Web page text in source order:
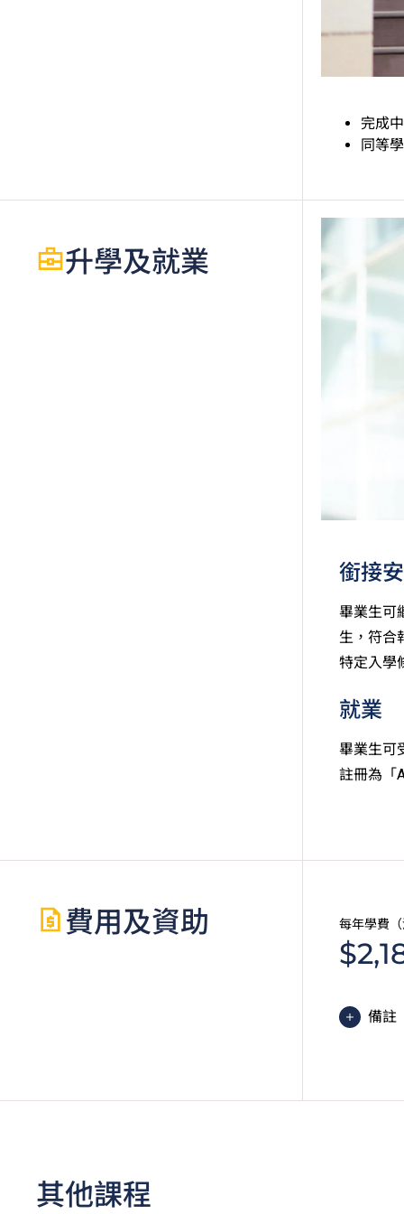
完成
同等
升學及就業
銜接
畢業生可
生，符合
特定入學
就業
畢業生可
註冊為「
費用及資助 每年學費
備註
其他課程